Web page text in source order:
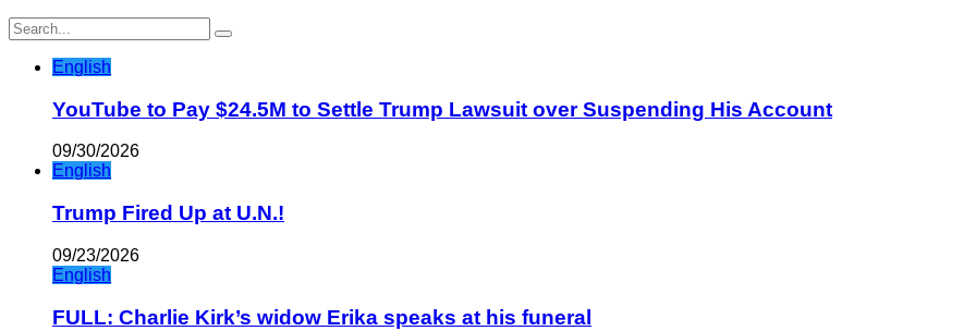
English
YouTube to Pay $24.5M to Settle Trump Lawsuit over Suspending His Account
09/30/2026
English
Trump Fired Up at U.N.!
09/23/2026
English
FULL: Charlie Kirk’s widow Erika speaks at his funeral